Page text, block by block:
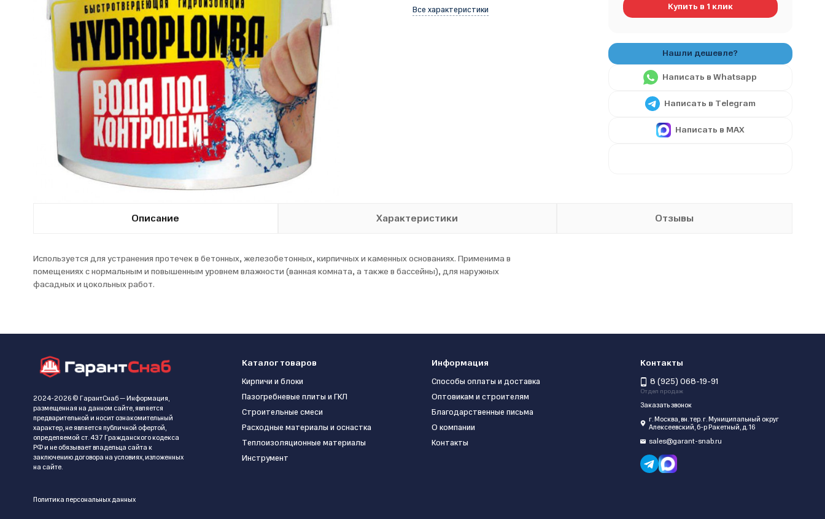
Все характеристики Купить в 1 клик
Написать в Whatsapp
Написать в Telegram
Написать в MAX
Описание Характеристики Отзывы
Используется для устранения протечек в бетонных, железобетонных, кирпичных и каменных основаниях. Применима в
помещениях с нормальным и повышенным уровнем влажности (ванная комната, а также в бассейны), для наружных
фасадных и цокольных работ.
2024-2026 © ГарантСнаб — Информация,
размещенная на данном сайте, является
предварительной и носит ознакомительный
характер, не является публичной офертой,
определяемой ст. 437 Гражданского кодекса
РФ и не обязывает владельца сайта к
заключению договора на условиях, изложенных
на сайте.
Политика персональных данных
Каталог товаров
Кирпичи и блоки
Пазогребневые плиты и ГКЛ
Строительные смеси
Расходные материалы и оснастка
Теплоизоляционные материалы
Инструмент
Информация
Способы оплаты и доставка
Оптовикам и строителям
Благодарственные письма
О компании
Контакты
Контакты
8 (925) 068-19-91
Отдел продаж
Заказать звонок
г. Москва, вн. тер. г. Муниципальный округ
Алексеевский, б-р Ракетный, д. 16
sales@garant-snab.ru